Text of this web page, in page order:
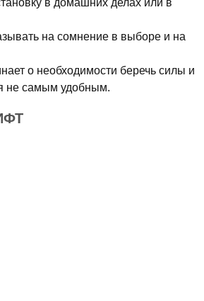
в домашних делах или в
на сомнение в выборе и на
о необходимости беречь силы и
не самым удобным.